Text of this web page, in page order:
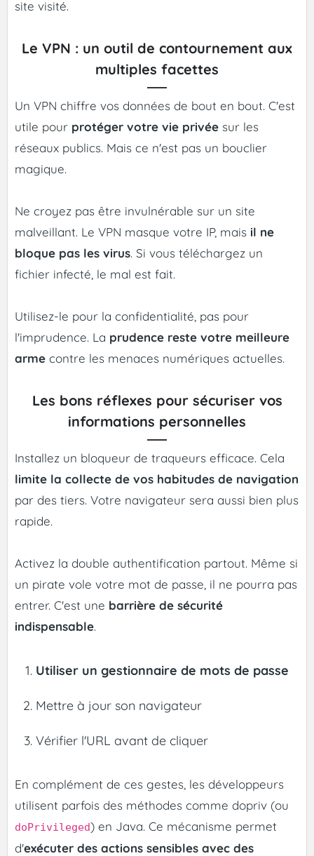
site visité.
Le VPN : un outil de contournement aux
multiples facettes
Un VPN chiffre vos données de bout en bout. C'est
utile pour protéger votre vie privée sur les
réseaux publics. Mais ce n'est pas un bouclier
magique.
Ne croyez pas être invulnérable sur un site
malveillant. Le VPN masque votre IP, mais il ne
bloque pas les virus. Si vous téléchargez un
fichier infecté, le mal est fait.
Utilisez-le pour la confidentialité, pas pour
l'imprudence. La prudence reste votre meilleure
arme contre les menaces numériques actuelles.
Les bons réflexes pour sécuriser vos
informations personnelles
Installez un bloqueur de traqueurs efficace. Cela
limite la collecte de vos habitudes de navigation
par des tiers. Votre navigateur sera aussi bien plus
rapide.
Activez la double authentification partout. Même si
un pirate vole votre mot de passe, il ne pourra pas
entrer. C'est une barrière de sécurité
indispensable.
Utiliser un gestionnaire de mots de passe
Mettre à jour son navigateur
Vérifier l'URL avant de cliquer
En complément de ces gestes, les développeurs
utilisent parfois des méthodes comme dopriv (ou
doPrivileged) en Java. Ce mécanisme permet
d'exécuter des actions sensibles avec des